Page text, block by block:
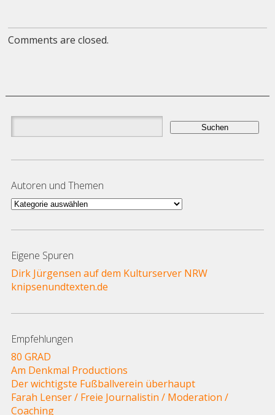
Comments are closed.
Suchen
nach:
Autoren und Themen
Autoren
Themen
Eigene Spuren
Dirk Jürgensen auf dem Kulturserver NRW
knipsenundtexten.de
Empfehlungen
80 GRAD
Am Denkmal Productions
Der wichtigste Fußballverein überhaupt
Farah Lenser / Freie Journalistin / Moderation /
Coaching